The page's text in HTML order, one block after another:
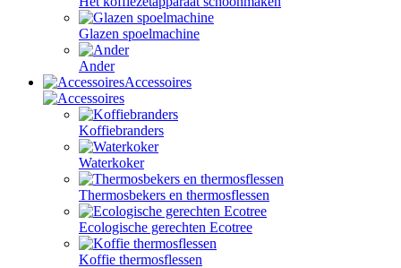
Glazen spoelmachine
Ander
Accessoires
Koffiebranders
Waterkoker
Thermosbekers en thermosflessen
Ecologische gerechten Ecotree
Koffie thermosflessen